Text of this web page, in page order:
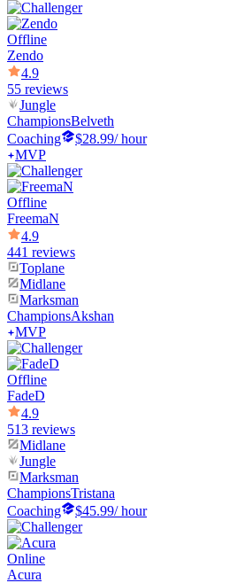
Offline
Zendo
4.9
55 reviews
Jungle
ChampionsBelveth
Coaching
$28.99/ hour
MVP
Offline
FreemaN
4.9
441 reviews
Toplane
Midlane
Marksman
ChampionsAkshan
MVP
Offline
FadeD
4.9
513 reviews
Midlane
Jungle
Marksman
ChampionsTristana
Coaching
$45.99/ hour
Online
Acura